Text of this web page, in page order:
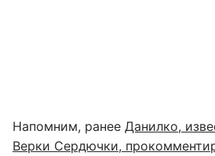
Напомним, ранее Данилко,
Верки Сердючки,